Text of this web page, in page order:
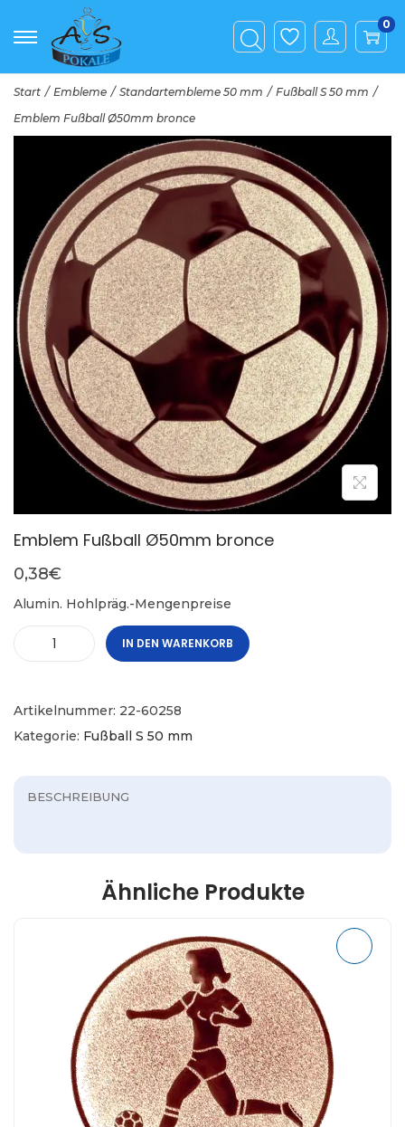
0
Start / Embleme / Standartembleme 50 mm / Fußball S 50 mm /
Emblem Fußball Ø50mm bronce
Emblem Fußball Ø50mm bronce
0,38€
Alumin. Hohlpräg.-Mengenpreise
IN DEN WARENKORB
Artikelnummer: 22-60258
Kategorie: Fußball S 50 mm
BESCHREIBUNG
Ähnliche Produkte